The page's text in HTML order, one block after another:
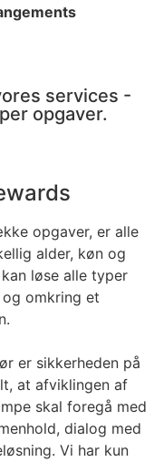
services -
opgaver.
opgaver, er alle
alder, køn og
løse alle typer
omkring et
er sikkerheden på
at afviklingen af
skal foregå med
dialog med
Vi har kun